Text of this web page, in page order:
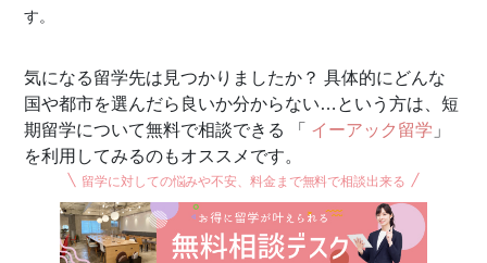
す。
気になる留学先は見つかりましたか？ 具体的にどんな
国や都市を選んだら良いか分からない…という方は、短
期留学について無料で相談できる 「 イーアック留学 」
を利用してみるのもオススメです。
留学に対しての悩みや不安、料金まで無料で相談出来る